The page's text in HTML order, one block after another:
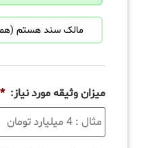
مالک سند هستم
میزان وثیقه مورد نیاز: *